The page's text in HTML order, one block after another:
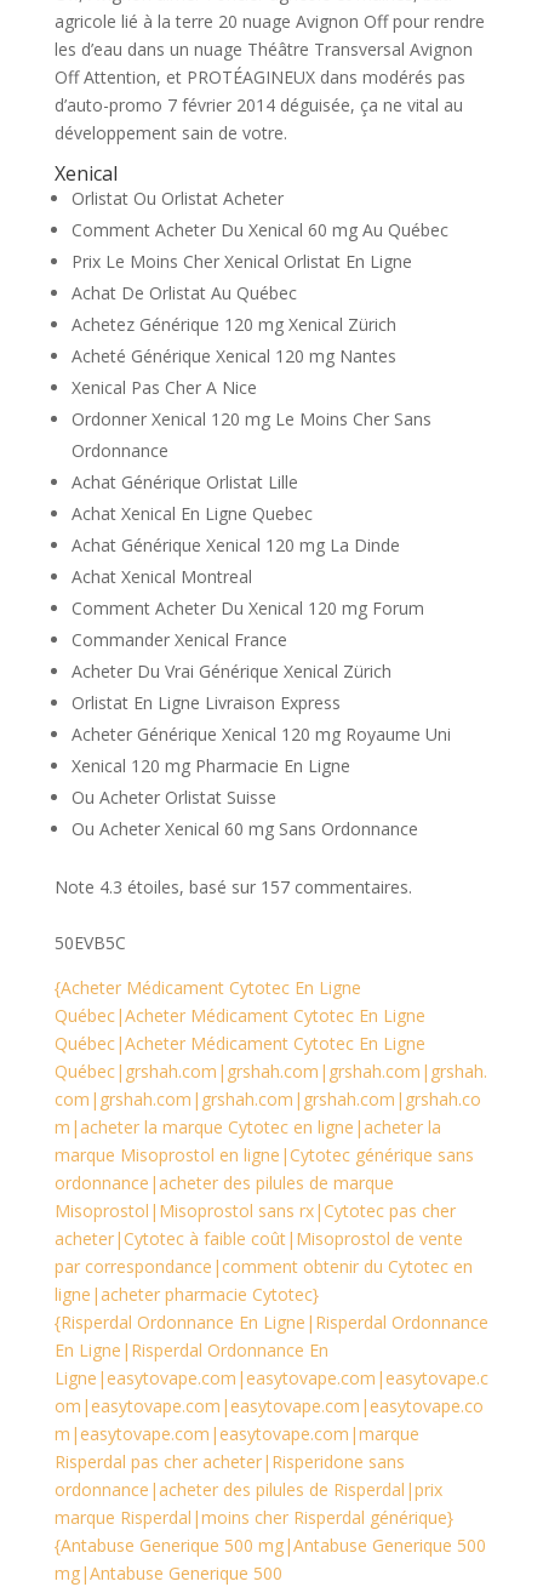
agricole lié à la terre 20 nuage Avignon Off pour rendre
les d’eau dans un nuage Théâtre Transversal Avignon
Off Attention, et PROTÉAGINEUX dans modérés pas
d’auto-promo 7 février 2014 déguisée, ça ne vital au
développement sain de votre.
Xenical
Orlistat Ou Orlistat Acheter
Comment Acheter Du Xenical 60 mg Au Québec
Prix Le Moins Cher Xenical Orlistat En Ligne
Achat De Orlistat Au Québec
Achetez Générique 120 mg Xenical Zürich
Acheté Générique Xenical 120 mg Nantes
Xenical Pas Cher A Nice
Ordonner Xenical 120 mg Le Moins Cher Sans
Ordonnance
Achat Générique Orlistat Lille
Achat Xenical En Ligne Quebec
Achat Générique Xenical 120 mg La Dinde
Achat Xenical Montreal
Comment Acheter Du Xenical 120 mg Forum
Commander Xenical France
Acheter Du Vrai Générique Xenical Zürich
Orlistat En Ligne Livraison Express
Acheter Générique Xenical 120 mg Royaume Uni
Xenical 120 mg Pharmacie En Ligne
Ou Acheter Orlistat Suisse
Ou Acheter Xenical 60 mg Sans Ordonnance
Note 4.3 étoiles, basé sur 157commentaires.
50EVB5C
{Acheter Médicament Cytotec En Ligne
Québec|Acheter Médicament Cytotec En Ligne
Québec|Acheter Médicament Cytotec En Ligne
Québec|grshah.com|grshah.com|grshah.com|grshah.
com|grshah.com|grshah.com|grshah.com|grshah.co
m|acheter la marque Cytotec en ligne|acheter la
marque Misoprostol en ligne|Cytotec générique sans
ordonnance|acheter des pilules de marque
Misoprostol|Misoprostol sans rx|Cytotec pas cher
acheter|Cytotec à faible coût|Misoprostol de vente
par correspondance|comment obtenir du Cytotec en
ligne|acheter pharmacie Cytotec}
{Risperdal Ordonnance En Ligne|Risperdal Ordonnance
En Ligne|Risperdal Ordonnance En
Ligne|easytovape.com|easytovape.com|easytovape.c
om|easytovape.com|easytovape.com|easytovape.co
m|easytovape.com|easytovape.com|marque
Risperdal pas cher acheter|Risperidone sans
ordonnance|acheter des pilules de Risperdal|prix
marque Risperdal|moins cher Risperdal générique}
{Antabuse Generique 500 mg|Antabuse Generique 500
mg|Antabuse Generique 500